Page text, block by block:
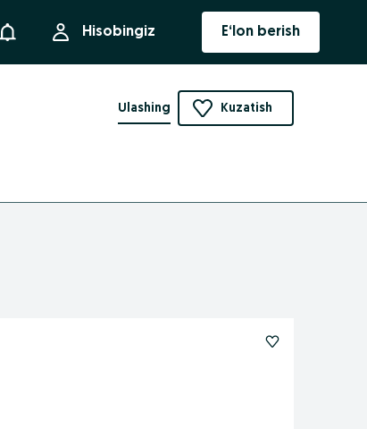
Bildirishnoma Hisobingiz E‘lon berish
Kuzatish
Ulashing